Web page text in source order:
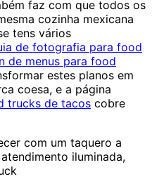
faz com que todos os
cozinha mexicana
tens vários
de fotografia para food
de menus para food
estes planos em
coesa, e a página
trucks de tacos cobre
com um taquero a
iluminada,